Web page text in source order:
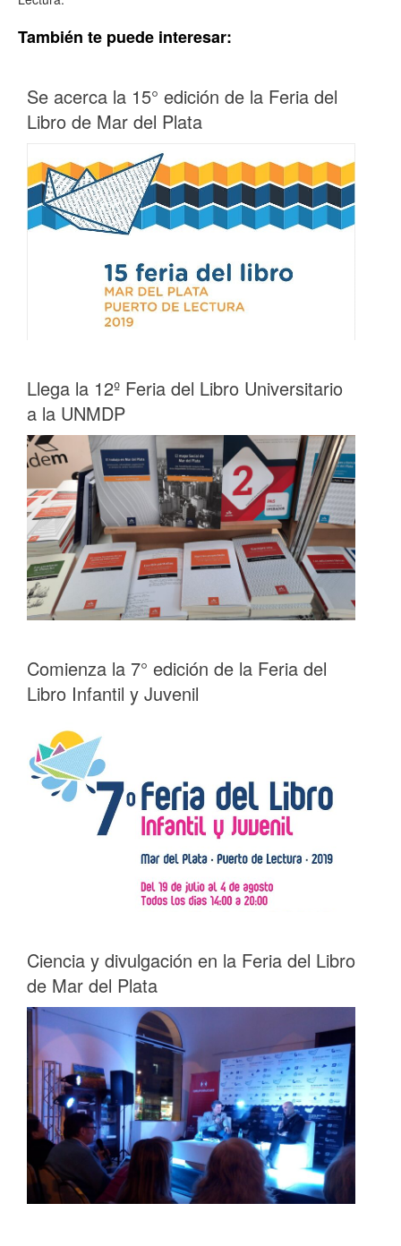
También te puede interesar:
Se acerca la 15° edición de la Feria del
Libro de Mar del Plata
Llega la 12º Feria del Libro Universitario
a la UNMDP
Comienza la 7° edición de la Feria del
Libro Infantil y Juvenil
Ciencia y divulgación en la Feria del Libro
de Mar del Plata